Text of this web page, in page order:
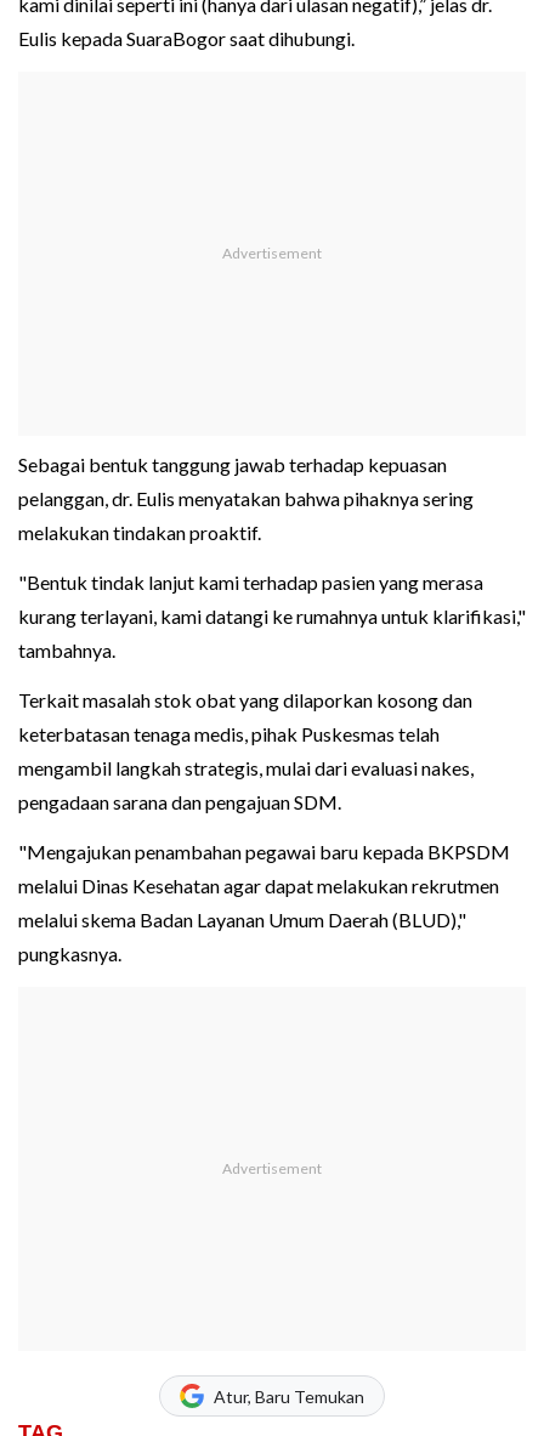
Eulis kepada SuaraBogor saat dihubungi.
Sebagai bentuk tanggung jawab terhadap kepuasan
pelanggan, dr. Eulis menyatakan bahwa pihaknya sering
melakukan tindakan proaktif.
"Bentuk tindak lanjut kami terhadap pasien yang merasa
kurang terlayani, kami datangi ke rumahnya untuk klarifikasi,"
tambahnya.
Terkait masalah stok obat yang dilaporkan kosong dan
keterbatasan tenaga medis, pihak Puskesmas telah
mengambil langkah strategis, mulai dari evaluasi nakes,
pengadaan sarana dan pengajuan SDM.
"Mengajukan penambahan pegawai baru kepada BKPSDM
melalui Dinas Kesehatan agar dapat melakukan rekrutmen
melalui skema Badan Layanan Umum Daerah (BLUD),"
pungkasnya.
Atur, Baru Temukan